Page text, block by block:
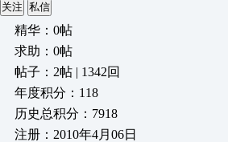
关注 私信
精华：0帖
求助：0帖
帖子：2帖 | 1342回
年度积分：118
历史总积分：7918
注册：2010年4月06日